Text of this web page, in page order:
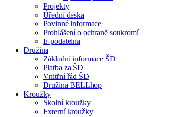
Projekty
Úřední deska
Povinné informace
Prohlášení o ochraně soukromí
E-podatelna
Družina
Základní informace ŠD
Platba za ŠD
Vnitřní řád ŠD
Družina BELLhop
Kroužky
Školní kroužky
Externí kroužky